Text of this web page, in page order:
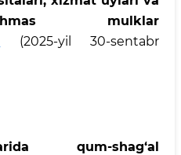
mulklar
(2025-yil 30-sentabr
qum-shag‘al